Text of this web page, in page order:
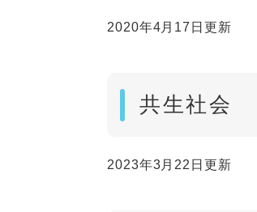
2020年4月17日更新
共生社会
2023年3月22日更新